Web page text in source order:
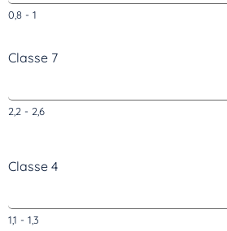
0,8 - 1
Classe 7
2,2 - 2,6
Classe 4
1,1 - 1,3